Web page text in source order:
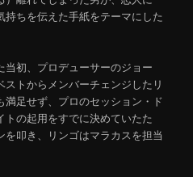
持ちを伝えた手紙をテーマにした
初、プロデューサーのジョー
トからメンバーチェンジしたリ
満足せず、プロのセッション・ド
の起用をすでに決めていたた
叩き、リンゴはマラカスを担当